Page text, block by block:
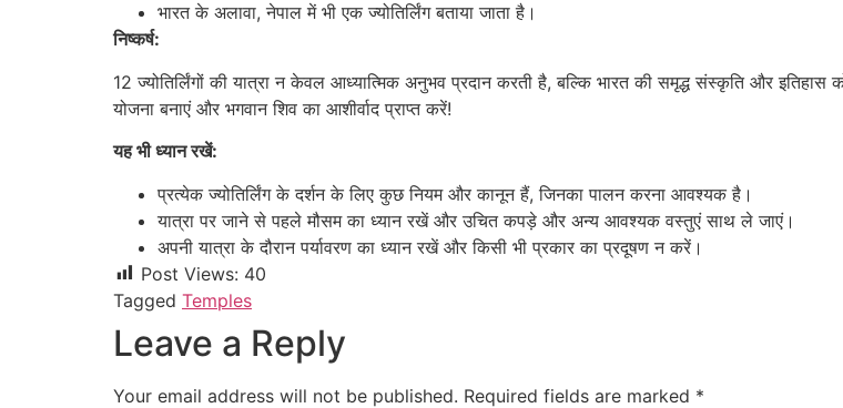
भारत के अलावा, नेपाल में भी एक ज्योतिर्लिंग बताया जाता है।
निष्कर्ष:
12 ज्योतिर्लिंगों की यात्रा न केवल आध्यात्मिक अनुभव प्रदान करती है, बल्कि भारत की समृद्ध संस्कृति और
योजना बनाएं और भगवान शिव का आशीर्वाद प्राप्त करें!
यह भी ध्यान रखें:
प्रत्येक ज्योतिर्लिंग के दर्शन के लिए कुछ नियम और कानून हैं, जिनका पालन करना आवश्यक है।
यात्रा पर जाने से पहले मौसम का ध्यान रखें और उचित कपड़े और अन्य आवश्यक वस्तुएं साथ ले जाएं।
अपनी यात्रा के दौरान पर्यावरण का ध्यान रखें और किसी भी प्रकार का प्रदूषण न करें।
Post Views: 40
Tagged Temples
Leave a Reply
Your email address will not be published. Required fields are marked *